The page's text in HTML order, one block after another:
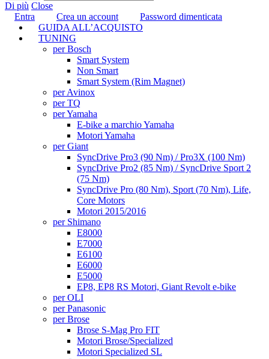
Di più Close
Entra
Crea un account
Password dimenticata
GUIDA ALL’ACQUISTO
TUNING
per Bosch
Smart System
Non Smart
Smart System (Rim Magnet)
per Avinox
per TQ
per Yamaha
E-bike a marchio Yamaha
Motori Yamaha
per Giant
SyncDrive Pro3 (90 Nm) / Pro3X (100 Nm)
SyncDrive Pro2 (85 Nm) / SyncDrive Sport 2
(75 Nm)
SyncDrive Pro (80 Nm), Sport (70 Nm), Life,
Core Motors
Motori 2015/2016
per Shimano
E8000
E7000
E6100
E6000
E5000
EP8, EP8 RS Motori, Giant Revolt e-bike
per OLI
per Panasonic
per Brose
Brose S-Mag Pro FIT
Motori Brose/Specialized
Motori Specialized SL